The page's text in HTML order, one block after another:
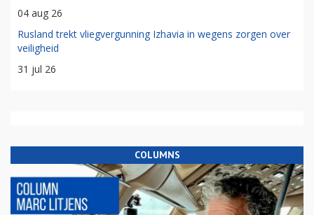
04 aug 26
Rusland trekt vliegvergunning Izhavia in wegens zorgen over
veiligheid
31 jul 26
COLUMNS